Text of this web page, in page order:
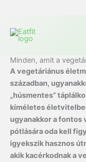
Minden, amit a
A vegetáriánus
században,
„húsmentes”
kíméletes
ugyanakkor a fontos
pótlására oda kell
igyekszik hasznos
akik kacérkodnak a